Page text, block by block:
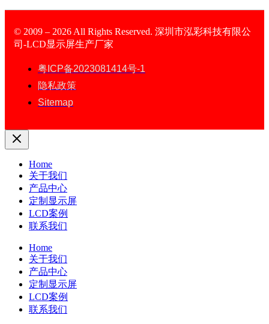
© 2009 – 2026 All Rights Reserved. 深圳市泓彩科技有限公
司-LCD显示屏生产厂家
粤ICP备2023081414号-1
隐私政策
Sitemap
Home
关于我们
产品中心
定制显示屏
LCD案例
联系我们
Home
关于我们
产品中心
定制显示屏
LCD案例
联系我们